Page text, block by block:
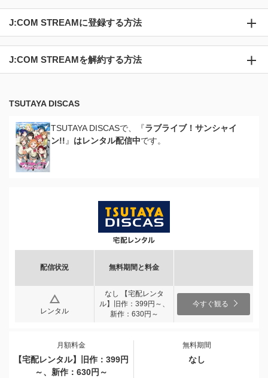
J:COM STREAMに登録する方法
J:COM STREAMを解約する方法
TSUTAYA DISCAS
TSUTAYA DISCASで、『ラブライブ！サンシャイ
ン!! 』 はレンタル配信中です。
配信状況 無料期間と料金
レンタル
なし 【宅配レンタ
ル】旧作：399円～、
新作：630円～
今すぐ観る
月額料金
【宅配レンタル】旧作：399円
～、新作：630円～
無料期間
なし